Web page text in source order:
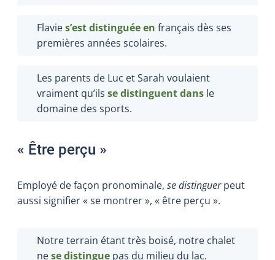
Flavies’est distinguée en français dès ses
premières années scolaires.
Les parents de Luc et Sarah voulaient
vraiment qu’ils se distinguentdans le
domaine des sports.
« Être perçu »
Employé de façon pronominale, sedistinguerpeut
aussi signifier « se montrer », « être perçu ».
Notre terrain étant très boisé, notre chalet
nese distingue pas du milieu du lac.